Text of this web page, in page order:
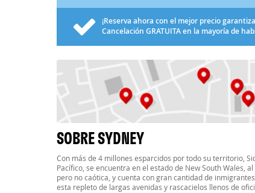
¡Reserva ahora con el mejor precio
Cancelación GRATUITAen la mayoría de
SOBRE SYDNEY
Con más de 4 millones esparcidos por todo su territorio,
Pacífico, se encuentra en el estado de New South Wales,
pero no caótica, y cuenta con gran cantidad de
esta repleto de largas avenidas y rascacielos llenos de